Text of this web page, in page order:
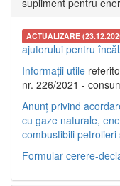
supliment pentru
ACTUALIZARE
ajutorului pentru
Informații utile
nr. 226/2021 -
Anunț privind
cu gaze naturale,
combustibili
Formular cerere-